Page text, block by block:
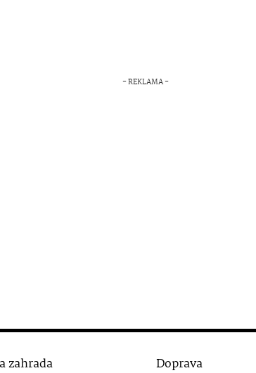
zahrada Doprava